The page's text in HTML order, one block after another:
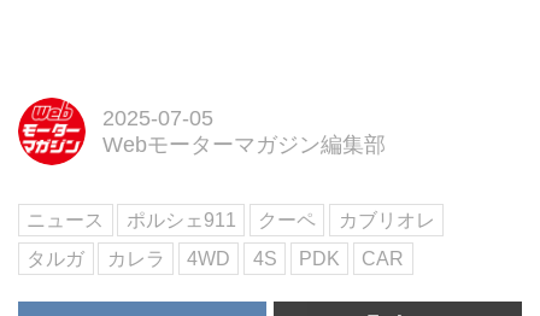
2025-07-05
Webモーターマガジン編集部
ニュース ポルシェ911 クーペ
カブリオレ
タルガ
カレラ 4WD 4S PDK CAR